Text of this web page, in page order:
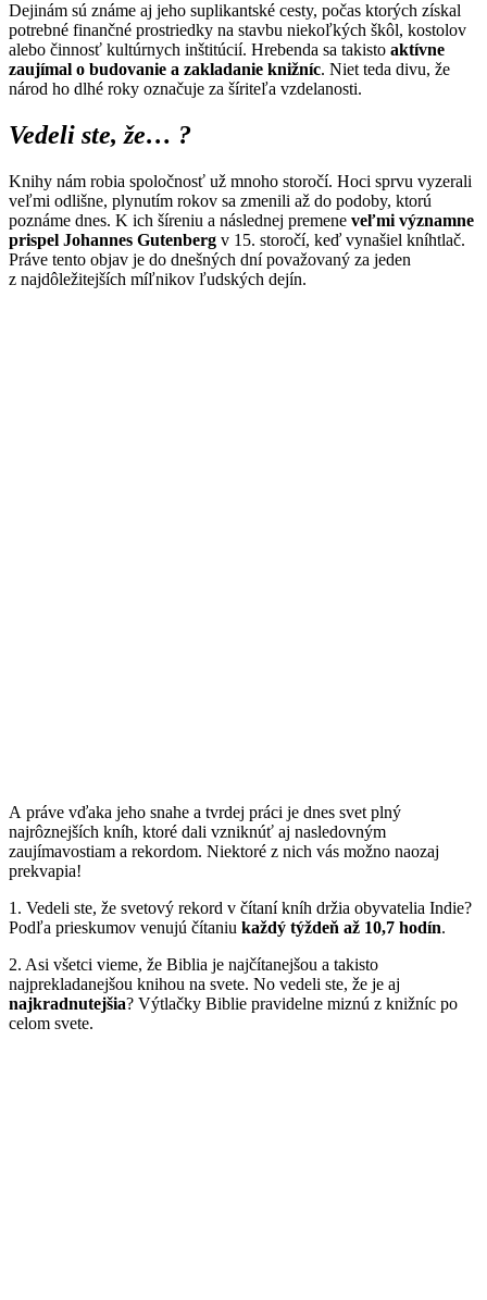
Dejinám sú známe aj jeho suplikantské cesty, počas ktorých získal
potrebné finančné prostriedky na stavbu niekoľkých škôl, kostolov
alebo činnosť kultúrnych inštitúcií. Hrebenda sa takisto aktívne
zaujímal o budovanie a zakladanie knižníc. Niet teda divu, že
národ ho dlhé roky označuje za šíriteľa vzdelanosti.
Vedeli ste, že… ?
Knihy nám robia spoločnosť už mnoho storočí. Hoci sprvu vyzerali
veľmi odlišne, plynutím rokov sa zmenili až do podoby, ktorú
poznáme dnes. K ich šíreniu a následnej premene veľmi významne
prispel Johannes Gutenberg v 15. storočí, keď vynašiel kníhtlač.
Práve tento objav je do dnešných dní považovaný za jeden
z najdôležitejších míľnikov ľudských dejín.
A práve vďaka jeho snahe a tvrdej práci je dnes svet plný
najrôznejších kníh, ktoré dali vzniknúť aj nasledovným
zaujímavostiam a rekordom. Niektoré z nich vás možno naozaj
prekvapia!
1. Vedeli ste, že svetový rekord v čítaní kníh držia obyvatelia Indie?
Podľa prieskumov venujú čítaniu každý týždeň až 10,7 hodín.
2. Asi všetci vieme, že Biblia je najčítanejšou a takisto
najprekladanejšou knihou na svete. No vedeli ste, že je aj
najkradnutejšia? Výtlačky Biblie pravidelne miznú z knižníc po
celom svete.